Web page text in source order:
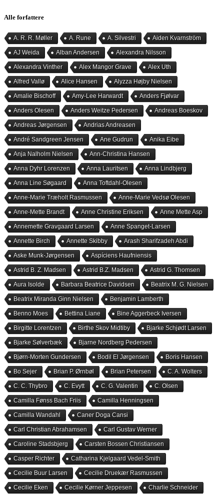
Alle forfattere
A. R. R. Møller A. Rune A. Silvestri Aiden Kvarnström
AJ Weida Alban Andersen Alexandra Nilsson
Alexandra Vinther Alex Mangor Grave Alex Uth
Alfred Vallø Alice Hansen Alyzza Højby Nielsen
Amalie Bischoff Amy-Lee Harwardt Anders Fjølvar
Anders Olesen Anders Weitze Pedersen Andreas Boeskov
Andreas Jørgensen Andrias Andreasen
André Sandgreen Jensen Ane Gudrun Anika Eibe
Anja Nalholm Nielsen Ann-Christina Hansen
Anna Dyhr Lorenzen Anna Lauritsen Anna Lindbjerg
Anna Line Søgaard Anna Toftdahl-Olesen
Anne-Marie Træholt Rasmussen Anne-Marie Vedsø Olesen
Anne-Mette Brandt Anne Christine Eriksen Anne Mette Asp
Annemette Gravgaard Larsen Anne Spanget-Larsen
Annette Birch Annette Skibby Arash Sharifzadeh Abdi
Aske Munk-Jørgensen Aspíciens Haufniensis
Astrid B. Z. Madsen Astrid B.Z. Madsen Astrid G. Thomsen
Aura Isolde Barbara Beatrice Davidsen Beatrix M. G. Nielsen
Beatrix Miranda Ginn Nielsen Benjamin Lamberth
Benno Moes Bettina Liane Bine Aggerbeck Iversen
Birgitte Lorentzen Birthe Skov Midtiby Bjarke Schjødt Larsen
Bjarke Sølverbæk Bjarne Nordberg Pedersen
Bjørn-Morten Gundersen Bodil El Jørgensen Boris Hansen
Bo Sejer Brian P. Ørnbøl Brian Petersen C. A. Wolters
C. C. Thybro C. Evytt C. G. Valentin C. Olsen
Camilla Fønss Bach Friis Camilla Henningsen
Camilla Wandahl Caner Doga Cansi
Carl Christian Abrahamsen Carl Gustav Werner
Caroline Stadsbjerg Carsten Bossen Christiansen
Casper Richter Catharina Kjelgaard Vedel-Smith
Cecilie Buur Larsen Cecilie Druekær Rasmussen
Cecilie Eken Cecilie Kørner Jeppesen Charlie Schneider